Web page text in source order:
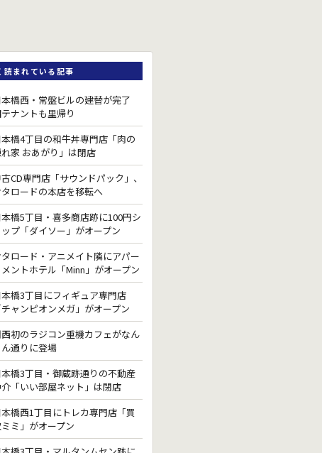
読まれている記事
本橋西・常盤ビルの建替が完了
テナントも里帰り
本橋4丁目の和牛丼専門店「肉の
家 おあがり」は閉店
CD専門店「サウンドパック」、
ロードの本店を移転へ
本橋5丁目・喜多商店跡に100円シ
ップ「ダイソー」がオープン
ロード・アニメイト隣にアパー
メントホテル「Minn」がオープン
本橋3丁目にフィギュア専門店
チャンピオンメガ」がオープン
初のラジコン重機カフェがなん
通りに登場
本橋3丁目・御蔵跡通りの不動産
「いい部屋ネット」は閉店
本橋西1丁目にトレカ専門店「買
ミ」がオープン